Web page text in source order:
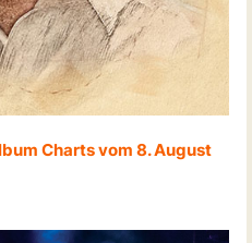
Charts vom 8. August